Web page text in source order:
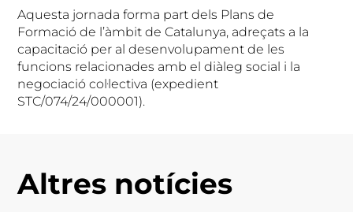
Aquesta jornada forma part dels Plans de
Formació de l’àmbit de Catalunya, adreçats a la
capacitació per al desenvolupament de les
funcions relacionades amb el diàleg social i la
negociació col·lectiva (expedient
STC/074/24/000001).
Altres notícies